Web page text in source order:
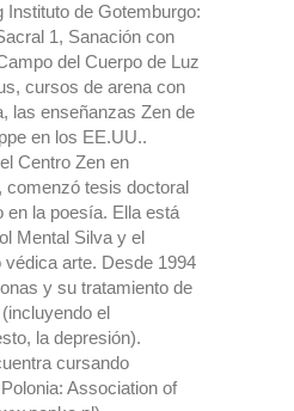
Instituto de Gotemburgo:
1, Sanación con
del Cuerpo de Luz
cursos de arena con
las enseñanzas Zen de
en los EE.UU..
Centro Zen en
comenzó tesis doctoral
en la poesía. Ella está
Mental Silva y el
arte. Desde 1994
y su tratamiento de
el
la depresión).
cursando
Association of